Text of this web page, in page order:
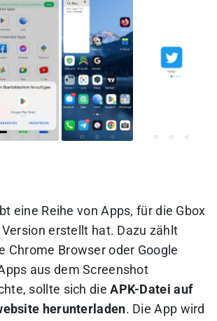
eine Reihe von Apps, für die Gbox
erstellt hat. Dazu zählt
Chrome Browser oder Google
aus dem Screenshot
sollte sich dieAPK-Datei auf
herunterladen. Die App wird